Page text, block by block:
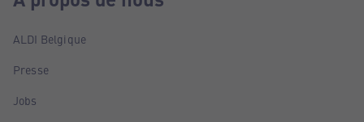
ALDI Belgique
Presse
Jobs